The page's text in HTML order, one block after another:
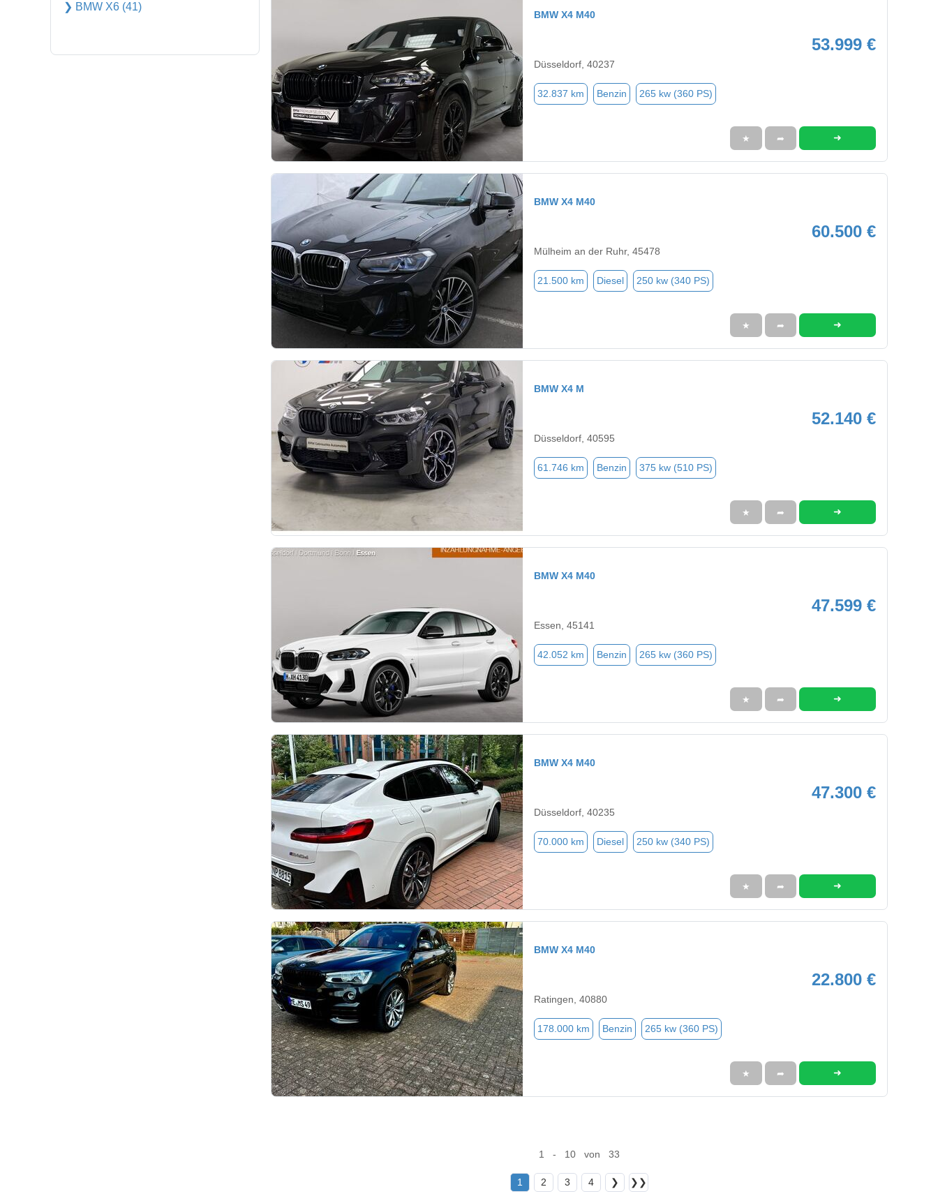
❯ BMW X6 (41)
BMW X4 M40
53.999 €
Düsseldorf, 40237
32.837 km Benzin 265 kw (360 PS)
★ ➦ ➜
BMW X4 M40
60.500 €
Mülheim an der Ruhr, 45478
21.500 km Diesel 250 kw (340 PS)
★ ➦ ➜
BMW X4 M
52.140 €
Düsseldorf, 40595
61.746 km Benzin 375 kw (510 PS)
★ ➦ ➜
BMW X4 M40
47.599 €
Essen, 45141
42.052 km Benzin 265 kw (360 PS)
★ ➦ ➜
BMW X4 M40
47.300 €
Düsseldorf, 40235
70.000 km Diesel 250 kw (340 PS)
★ ➦ ➜
BMW X4 M40
22.800 €
Ratingen, 40880
178.000 km Benzin 265 kw (360 PS)
★ ➦ ➜
1 - 10 von 33
1 2 3 4 ❯ ❯❯